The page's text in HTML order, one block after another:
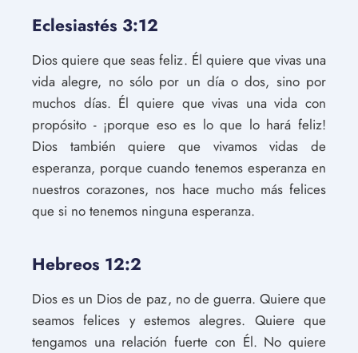
Eclesiastés 3:12
Dios quiere que seas feliz. Él quiere que vivas una
vida alegre, no sólo por un día o dos, sino por
muchos días. Él quiere que vivas una vida con
propósito - ¡porque eso es lo que lo hará feliz!
Dios también quiere que vivamos vidas de
esperanza, porque cuando tenemos esperanza en
nuestros corazones, nos hace mucho más felices
que si no tenemos ninguna esperanza.
Hebreos 12:2
Dios es un Dios de paz, no de guerra. Quiere que
seamos felices y estemos alegres. Quiere que
tengamos una relación fuerte con Él. No quiere